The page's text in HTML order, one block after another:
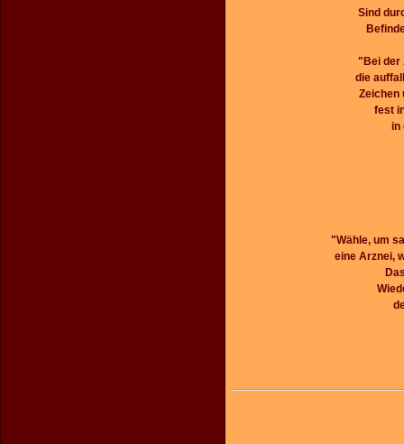
Sind
"Bei der
die
Zeichen
fest
in
"Wähle, um
eine Arznei,